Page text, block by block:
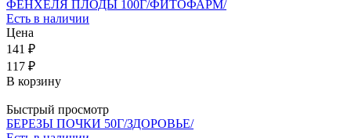
ФЕНХЕЛЯ ПЛОДЫ 100Г/ФИТОФАРМ/
Есть в наличии
Цена
141 ₽
117 ₽
В корзину
Быстрый просмотр
БЕРЕЗЫ ПОЧКИ 50Г/ЗДОРОВЬЕ/